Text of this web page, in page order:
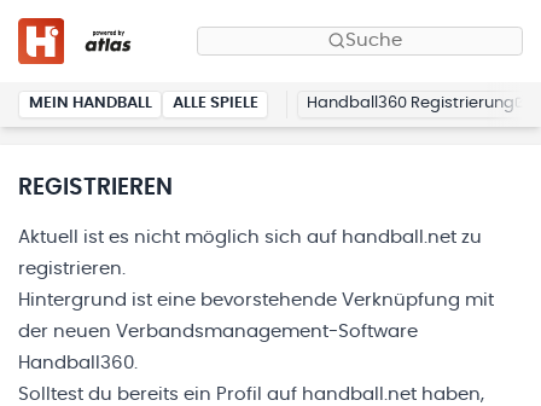
Suche
MEIN HANDBALL ALLE SPIELE Handball360 Registrierung
REGISTRIEREN
Aktuell ist es nicht möglich sich auf handball.net zu
registrieren.
Hintergrund ist eine bevorstehende Verknüpfung mit
der neuen Verbandsmanagement-Software
Handball360.
Solltest du bereits ein Profil auf handball.net haben,